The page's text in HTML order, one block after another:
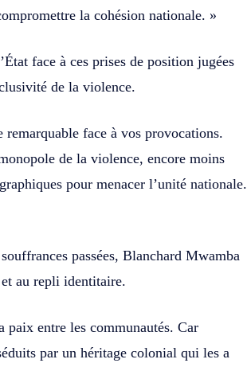
la cohésion nationale. »
face à ces prises de position jugées
de la violence.
face à vos provocations.
de la violence, encore moins
pour menacer l’unité nationale.
passées, Blanchard Mwamba
au repli identitaire.
entre les communautés. Car
par un héritage colonial qui les a